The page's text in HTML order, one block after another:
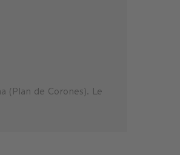
(Plan de Corones). Le